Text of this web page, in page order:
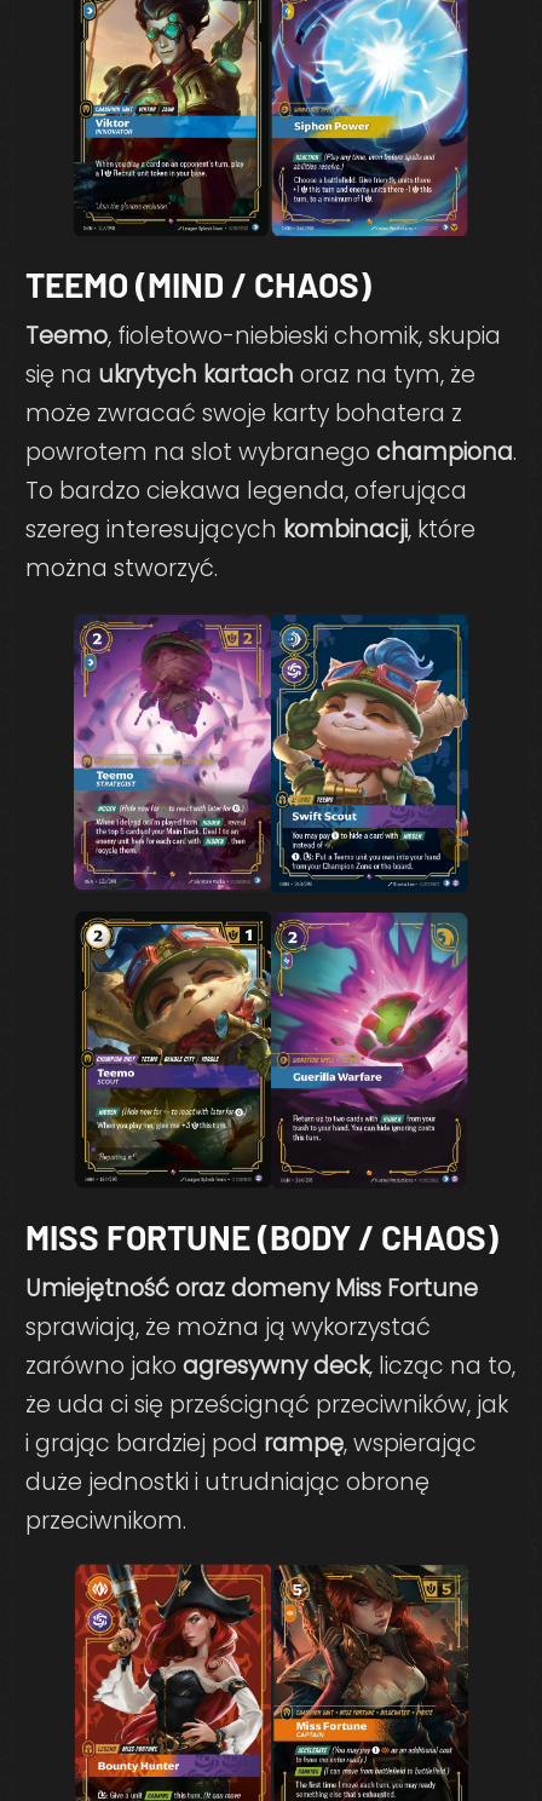
TEEMO (MIND / CHAOS)
Teemo, fioletowo-niebieski chomik, skupia
się na ukrytych kartach oraz na tym, że
może zwracać swoje karty bohatera z
powrotem na slot wybranego championa.
To bardzo ciekawa legenda, oferująca
szereg interesujących kombinacji, które
można stworzyć.
MISS FORTUNE (BODY / CHAOS)
Umiejętność oraz domeny Miss Fortune
sprawiają, że można ją wykorzystać
zarówno jako agresywny deck, licząc na to,
że uda ci się prześcignąć przeciwników, jak
i grając bardziej pod rampę, wspierając
duże jednostki i utrudniając obronę
przeciwnikom.